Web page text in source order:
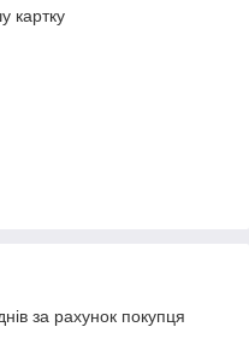
картку
за рахунок покупця